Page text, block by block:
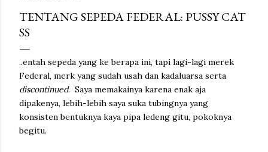
TENTANG SEPEDA FEDERAL: PUSSY CAT
SS
..entah sepeda yang ke berapa ini, tapi lagi-lagi merek
Federal, merk yang sudah usah dan kadaluarsa serta
discontinued. Saya memakainya karena enak aja
dipakenya, lebih-lebih saya suka tubingnya yang
konsisten bentuknya kaya pipa ledeng gitu, pokoknya
begitu.